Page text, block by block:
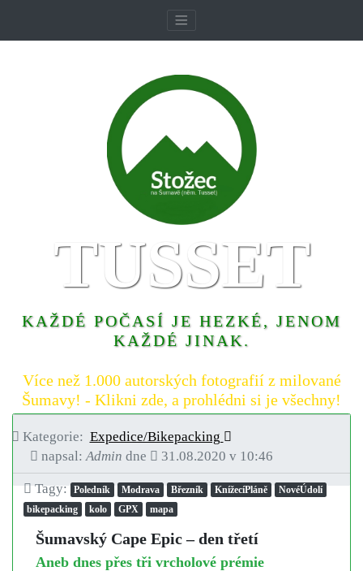
TUSSET
KAŽDÉ POČASÍ JE HEZKÉ, JENOM
KAŽDÉ JINAK.
Více než 1.000 autorských fotografií z milované
Šumavy! - Klikni zde, a prohlédni si je všechny!
Kategorie: Expedice/Bikepacking
napsal:Admin dne 31.08.2020 v 10:46
Tagy: Poledník Modrava Březník KnížecíPláně
NovéÚdolí
bikepacking
kolo GPX mapa
Šumavský Cape Epic – den třetí
Aneb dnes přes tři vrcholové prémie